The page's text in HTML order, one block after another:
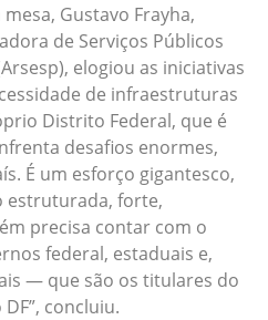
Gustavo Frayha,
de Serviços Públicos
elogiou as iniciativas
de infraestruturas
Distrito Federal, que é
desafios enormes,
É um esforço gigantesco,
estruturada, forte,
precisa contar com o
federal, estaduais e,
— que são os titulares do
concluiu.